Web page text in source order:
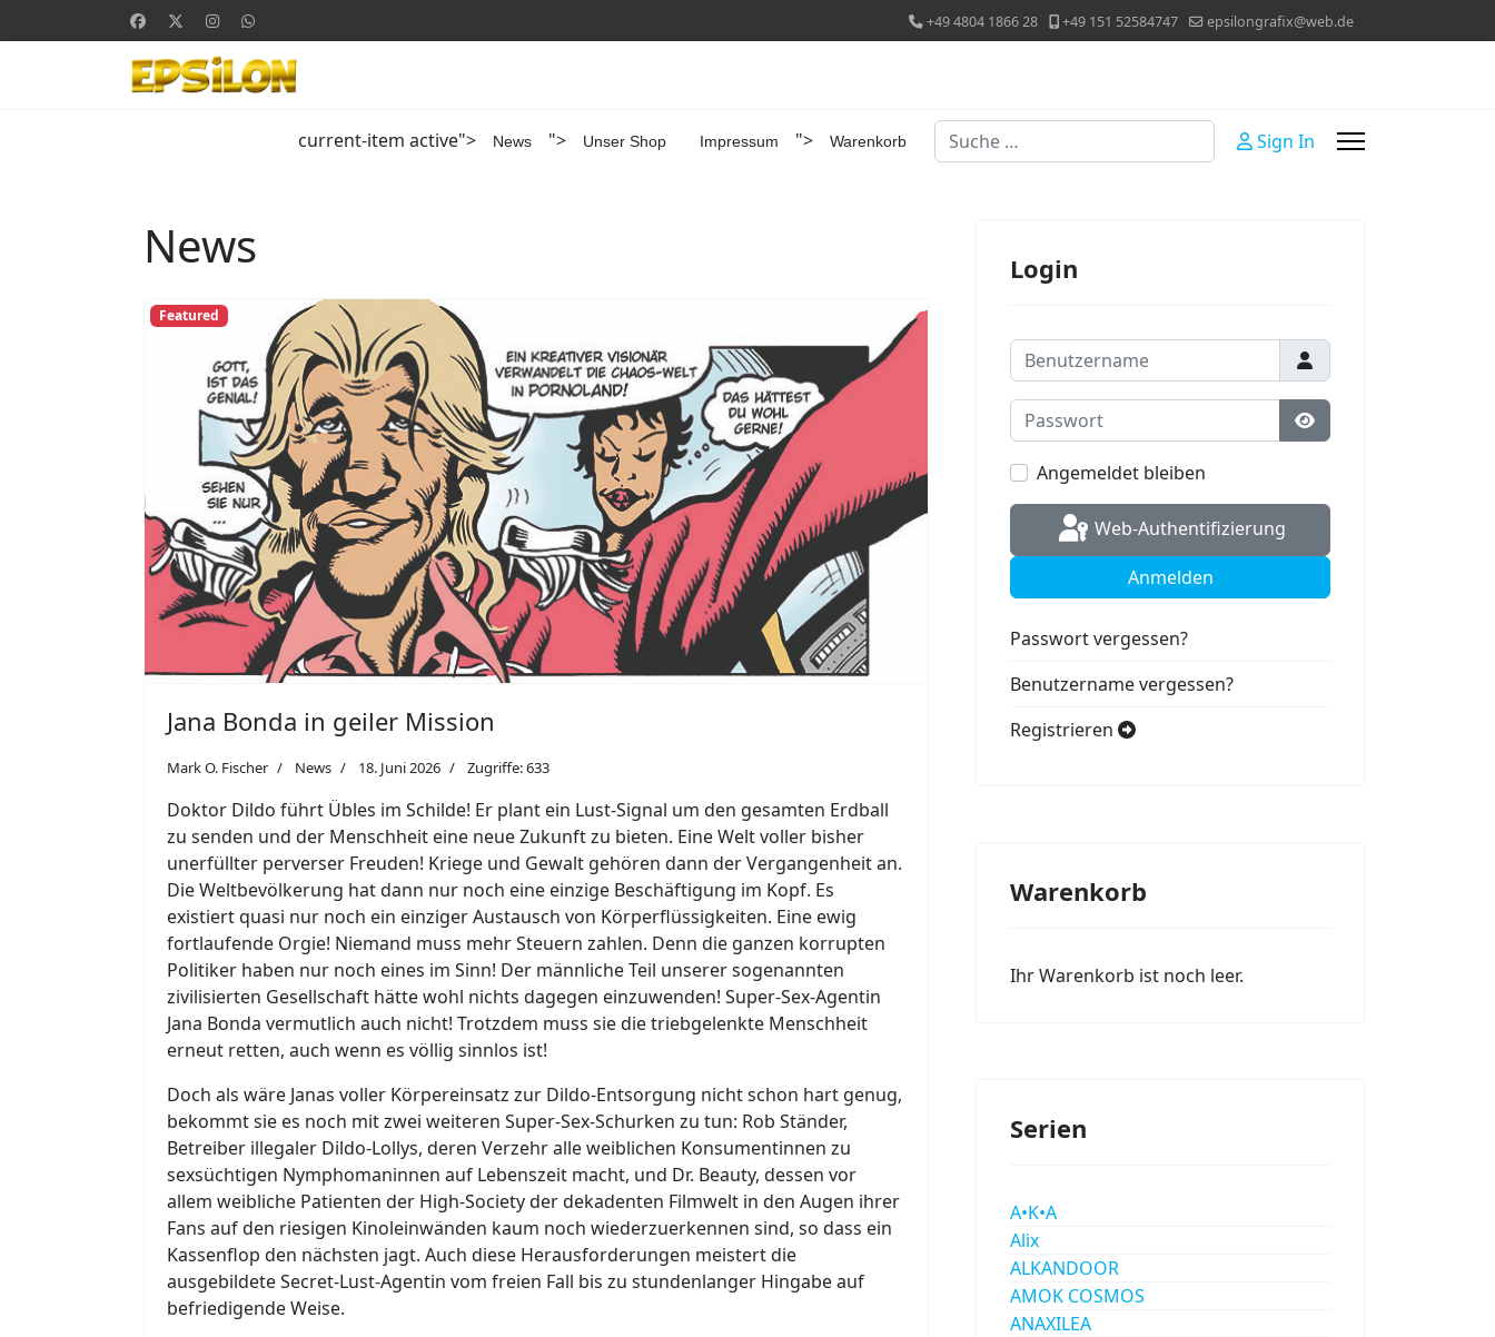
+49 4804 1866 28 +49 151 52584747 epsilongrafix@web.de
current-item active"> News "> Unser Shop Impressum "> Warenkorb Suchen Sign In
News
Featured
Jana Bonda in geiler Mission
Mark O. Fischer News 18. Juni 2026 Zugriffe: 633
Doktor Dildo führt Übles im Schilde! Er plant ein Lust-Signal um den gesamten Erdball
zu senden und der Menschheit eine neue Zukunft zu bieten. Eine Welt voller bisher
unerfüllter perverser Freuden! Kriege und Gewalt gehören dann der Vergangenheit an.
Die Weltbevölkerung hat dann nur noch eine einzige Beschäftigung im Kopf. Es
existiert quasi nur noch ein einziger Austausch von Körperflüssigkeiten. Eine ewig
fortlaufende Orgie! Niemand muss mehr Steuern zahlen. Denn die ganzen korrupten
Politiker haben nur noch eines im Sinn! Der männliche Teil unserer sogenannten
zivilisierten Gesellschaft hätte wohl nichts dagegen einzuwenden! Super-Sex-Agentin
Jana Bonda vermutlich auch nicht! Trotzdem muss sie die triebgelenkte Menschheit
erneut retten, auch wenn es völlig sinnlos ist!
Doch als wäre Janas voller Körpereinsatz zur Dildo-Entsorgung nicht schon hart genug,
bekommt sie es noch mit zwei weiteren Super-Sex-Schurken zu tun: Rob Ständer,
Betreiber illegaler Dildo-Lollys, deren Verzehr alle weiblichen Konsumentinnen zu
sexsüchtigen Nymphomaninnen auf Lebenszeit macht, und Dr. Beauty, dessen vor
allem weibliche Patienten der High-Society der dekadenten Filmwelt in den Augen ihrer
Fans auf den riesigen Kinoleinwänden kaum noch wiederzuerkennen sind, so dass ein
Kassenflop den nächsten jagt. Auch diese Herausforderungen meistert die
ausgebildete Secret-Lust-Agentin vom freien Fall bis zu stundenlanger Hingabe auf
befriedigende Weise.
Login
Benutzername
Passwort
Passwort anzeigen
Angemeldet bleiben
Web-Authentifizierung
Anmelden
Passwort vergessen?
Benutzername vergessen?
Registrieren
Warenkorb
Ihr Warenkorb ist noch leer.
Serien
A•K•A
Alix
ALKANDOOR
AMOK COSMOS
ANAXILEA